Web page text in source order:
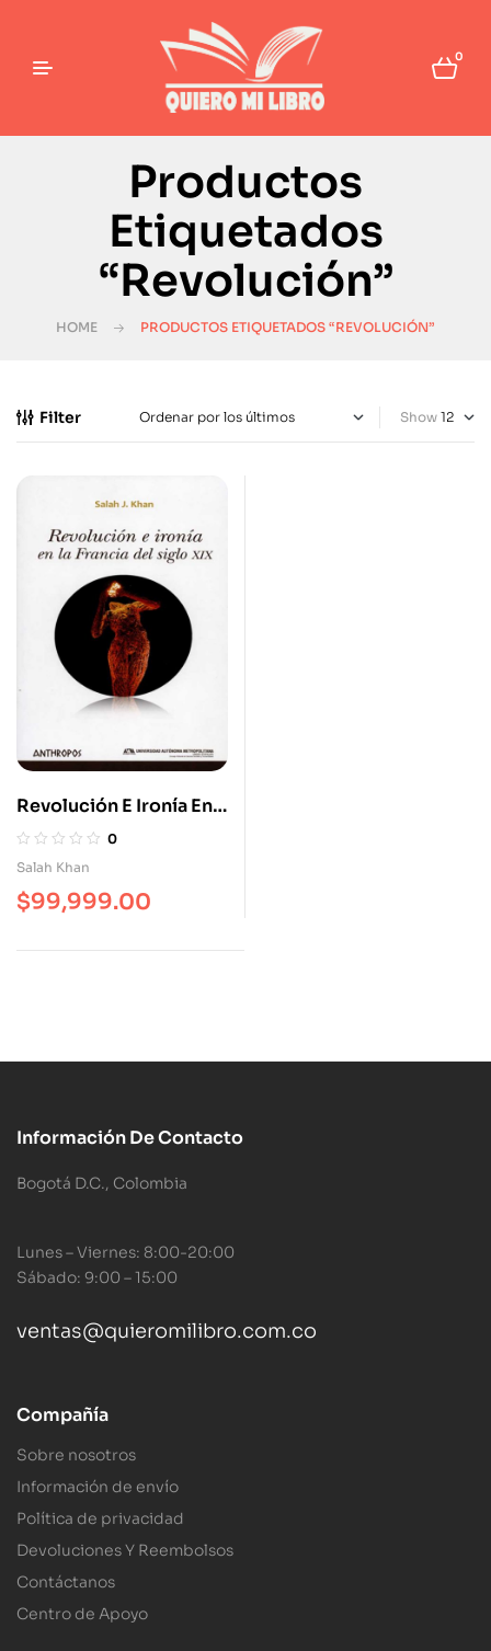
0
Productos
Etiquetados
“Revolución”
HOME PRODUCTOS ETIQUETADOS “REVOLUCIÓN”
Filter Show
Revolución E Ironía En
La Francia Del Siglo XIX
0
Salah Khan
$99,999.00
Información De Contacto
Bogotá D.C., Colombia
Lunes – Viernes: 8:00-20:00
Sábado: 9:00 – 15:00
ventas@quieromilibro.com.co
Compañía
Sobre nosotros
Información de envío
Política de privacidad
Devoluciones Y Reembolsos
Contáctanos
Centro de Apoyo